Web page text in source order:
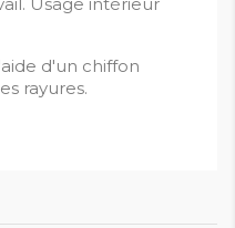
Usage intérieur
d'un chiffon
rayures.